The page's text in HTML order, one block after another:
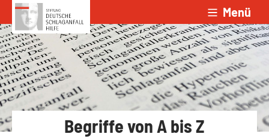
Zum Inhalt springen Menü
Begriffe von A bis Z